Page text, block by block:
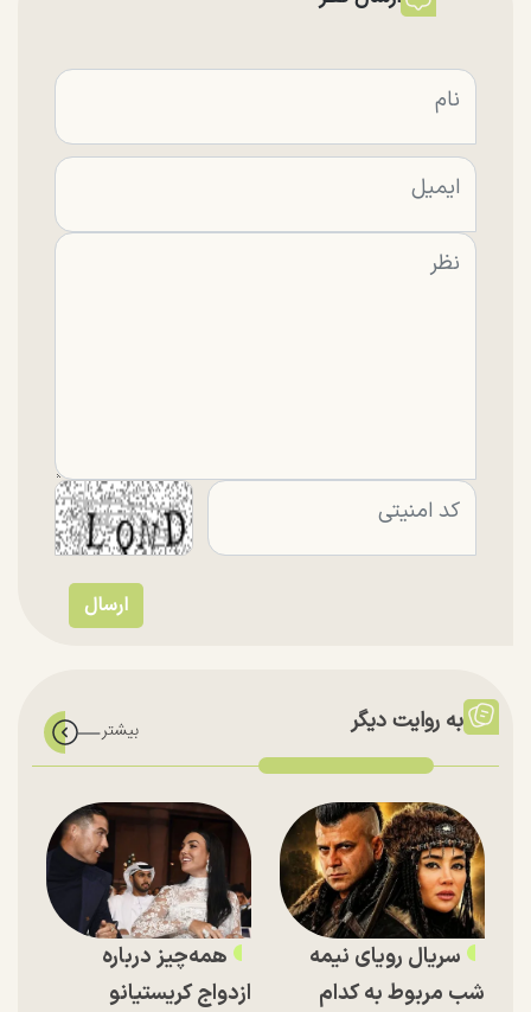
به روایت دیگر
سریال رویای نیمه
شب مربوط به کدام
همه‌چیز درباره
ازدواج کریستیانو